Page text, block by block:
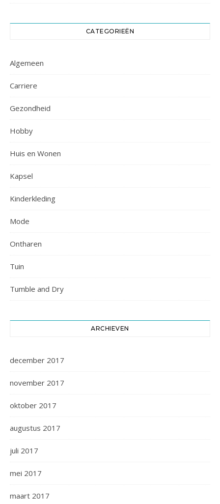
CATEGORIEËN
Algemeen
Carriere
Gezondheid
Hobby
Huis en Wonen
Kapsel
Kinderkleding
Mode
Ontharen
Tuin
Tumble and Dry
ARCHIEVEN
december 2017
november 2017
oktober 2017
augustus 2017
juli 2017
mei 2017
maart 2017